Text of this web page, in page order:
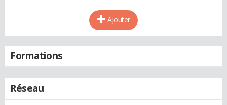
Ajouter
Formations
Réseau